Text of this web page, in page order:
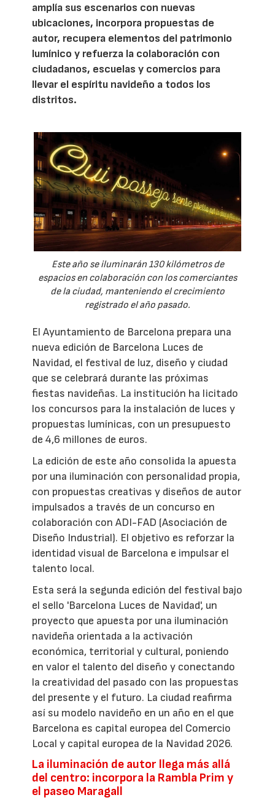
amplía sus escenarios con nuevas
ubicaciones, incorpora propuestas de
autor, recupera elementos del patrimonio
lumínico y refuerza la colaboración con
ciudadanos, escuelas y comercios para
llevar el espíritu navideño a todos los
distritos.
Este año se iluminarán 130 kilómetros de
espacios en colaboración con los comerciantes
de la ciudad, manteniendo el crecimiento
registrado el año pasado.
El Ayuntamiento de Barcelona prepara una
nueva edición de Barcelona Luces de
Navidad, el festival de luz, diseño y ciudad
que se celebrará durante las próximas
fiestas navideñas. La institución ha licitado
los concursos para la instalación de luces y
propuestas lumínicas, con un presupuesto
de 4,6 millones de euros.
La edición de este año consolida la apuesta
por una iluminación con personalidad propia,
con propuestas creativas y diseños de autor
impulsados a través de un concurso en
colaboración con ADI-FAD (Asociación de
Diseño Industrial). El objetivo es reforzar la
identidad visual de Barcelona e impulsar el
talento local.
Esta será la segunda edición del festival bajo
el sello 'Barcelona Luces de Navidad', un
proyecto que apuesta por una iluminación
navideña orientada a la activación
económica, territorial y cultural, poniendo
en valor el talento del diseño y conectando
la creatividad del pasado con las propuestas
del presente y el futuro. La ciudad reafirma
así su modelo navideño en un año en el que
Barcelona es capital europea del Comercio
Local y capital europea de la Navidad 2026.
La iluminación de autor llega más allá
del centro: incorpora la Rambla Prim y
el paseo Maragall